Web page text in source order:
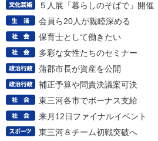
５人展「暮らしのそばで」開催
会員ら20人が親睦深める
保育士として働きたい
多彩な女性たちのセミナー
蒲郡市長が資産を公開
補正予算や問責決議案可決
東三河各市でボーナス支給
来月12日ファイナルイベント
東三河８チーム初戦突破へ